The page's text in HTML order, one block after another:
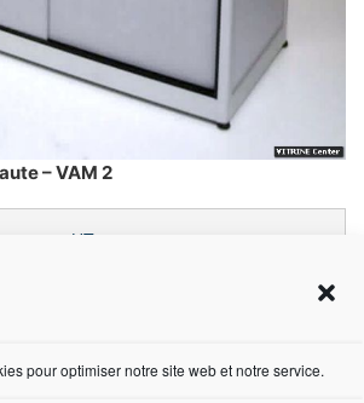
pour optimiser notre site web et notre service.
– VAM 2
HT